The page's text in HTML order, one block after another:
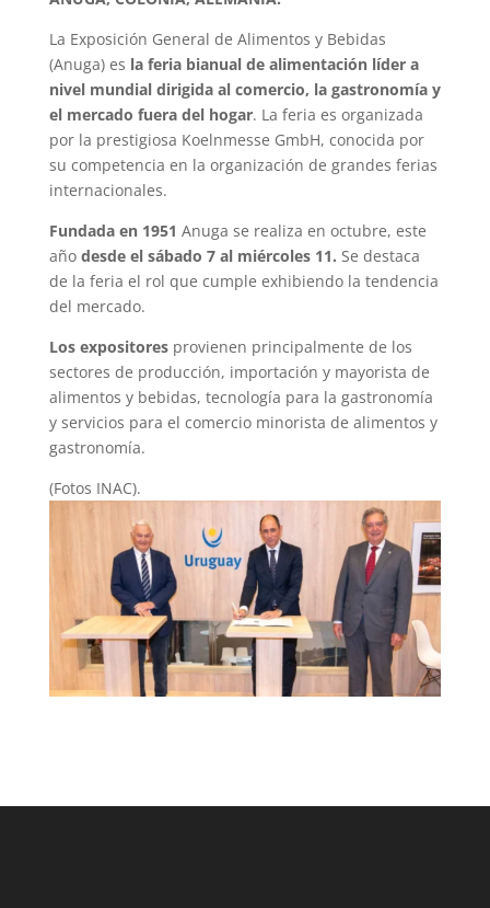
La Exposición General de Alimentos y Bebidas
(Anuga) es la feria bianual de alimentación líder a
nivel mundial dirigida al comercio, la gastronomía y
el mercado fuera del hogar. La feria es organizada
por la prestigiosa Koelnmesse GmbH, conocida por
su competencia en la organización de grandes ferias
internacionales.
Fundada en 1951 Anuga se realiza en octubre, este
año desde el sábado 7 al miércoles 11. Se destaca
de la feria el rol que cumple exhibiendo la tendencia
del mercado.
Los expositoresprovienen principalmente de los
sectores de producción, importación y mayorista de
alimentos y bebidas, tecnología para la gastronomía
y servicios para el comercio minorista de alimentos y
gastronomía.
(Fotos INAC).